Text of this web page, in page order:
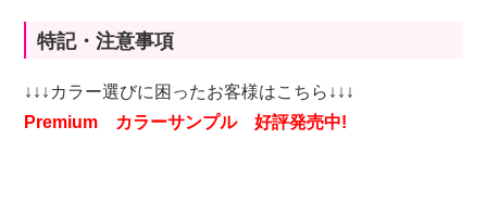
特記・注意事項
↓↓↓カラー選びに困ったお客様はこちら↓↓↓
Premium カラーサンプル 好評発売中!